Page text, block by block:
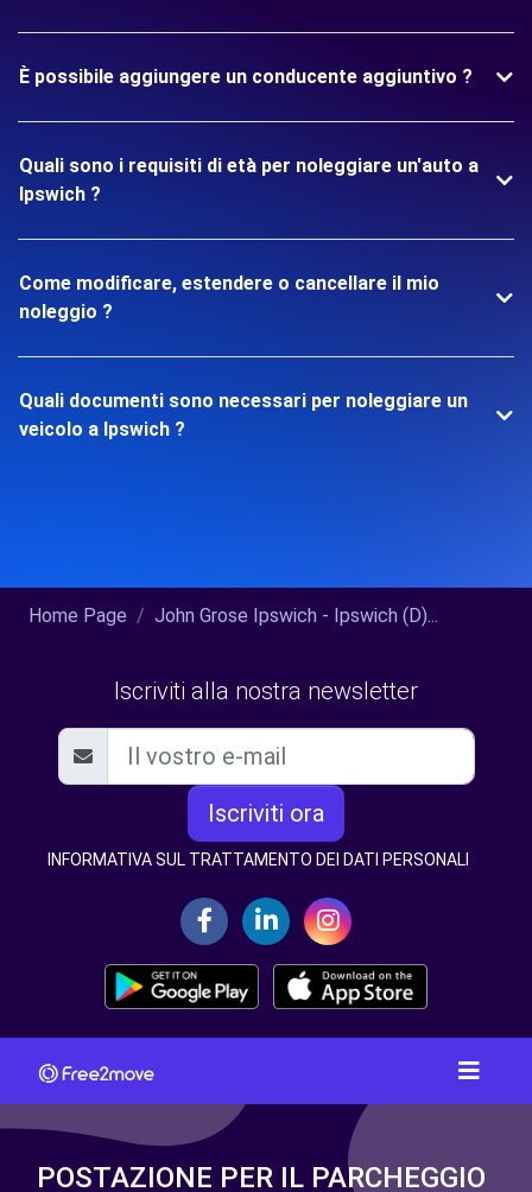
È possibile aggiungere un conducente aggiuntivo ?
Quali sono i requisiti di età per noleggiare un'auto a
Ipswich ?
Come modificare, estendere o cancellare il mio
noleggio ?
Quali documenti sono necessari per noleggiare un
veicolo a Ipswich ?
Home Page John Grose Ipswich - Ipswich (D)...
Iscriviti alla nostra newsletter
Iscriviti ora
INFORMATIVA SUL TRATTAMENTO DEI DATI PERSONALI
POSTAZIONE PER IL PARCHEGGIO